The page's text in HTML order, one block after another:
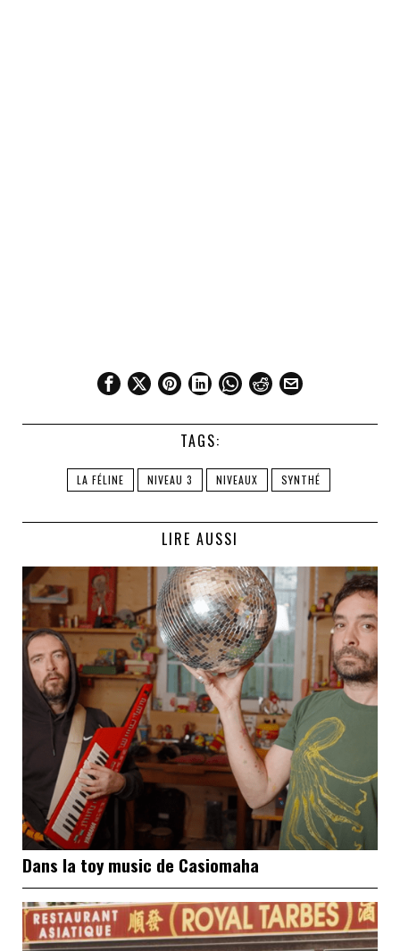
TAGS:
LA FÉLINE NIVEAU 3 NIVEAUX SYNTHÉ
LIRE AUSSI
Dans la toy music de Casiomaha